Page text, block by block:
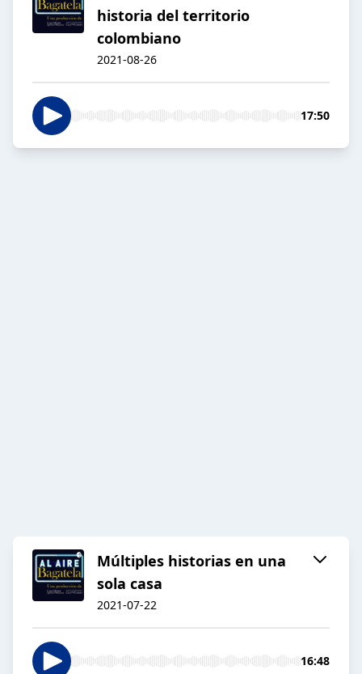
historia del territorio
colombiano
2021-08-26
17:50
Múltiples historias en una
sola casa
2021-07-22
16:48